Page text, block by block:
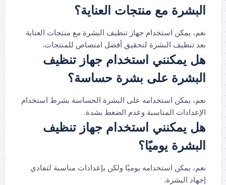
البشرة مع منتجات العناية؟
نعم، يمكن استخدام جهاز تنظيف البشرة مع منتجات العناية
بعد تنظيف البشرة لتحقيق أفضل امتصاص للمنتجات.
هل يمكنني استخدام جهاز تنظيف
البشرة على بشرة حساسة؟
نعم، يمكن استخدامه على البشرة الحساسة بشرط استخدام
الإعدادات المناسبة وعدم الضغط بشدة.
هل يمكنني استخدام جهاز تنظيف
البشرة يوميًا؟
نعم، يمكن استخدامه يوميًا ولكن بإعدادات مناسبة لتفادي
إجهاد البشرة.